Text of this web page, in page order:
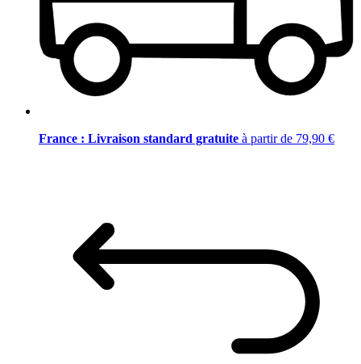
France : Livraison standard gratuite à partir de 79,90 €